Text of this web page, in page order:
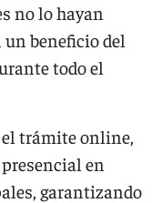
no lo hayan
beneficio del
todo el
el trámite online,
en
garantizando